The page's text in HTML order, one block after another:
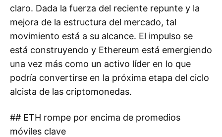
claro. Dada la fuerza del reciente repunte y la
mejora de la estructura del mercado, tal
movimiento está a su alcance. El impulso se
está construyendo y Ethereum está emergiendo
una vez más como un activo líder en lo que
podría convertirse en la próxima etapa del ciclo
alcista de las criptomonedas.
## ETH rompe por encima de promedios
móviles clave